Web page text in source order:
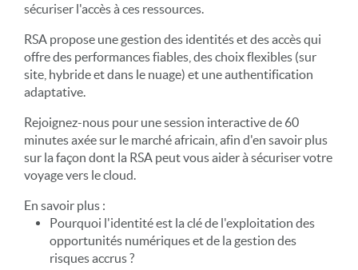
sécuriser l'accès à ces ressources.
RSA propose une gestion des identités et des accès qui
offre des performances fiables, des choix flexibles (sur
site, hybride et dans le nuage) et une authentification
adaptative.
Rejoignez-nous pour une session interactive de 60
minutes axée sur le marché africain, afin d'en savoir plus
sur la façon dont la RSA peut vous aider à sécuriser votre
voyage vers le cloud.
En savoir plus :
Pourquoi l'identité est la clé de l'exploitation des
opportunités numériques et de la gestion des
risques accrus ?